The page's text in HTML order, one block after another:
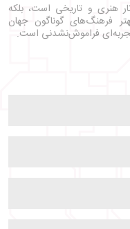
هنری و تاریخی است، بلکه
فرهنگ‌های گوناگون جهان
فراموش‌نشدنی است.